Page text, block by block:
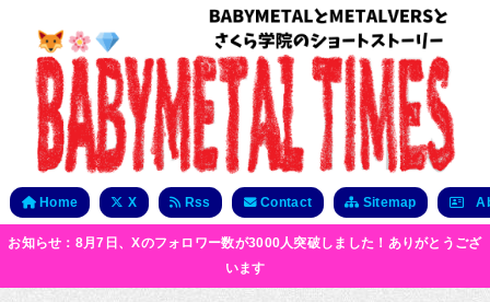
Home X Rss Contact Sitemap
お知らせ：8月7日、Xのフォロワー数が3000人突破しました！ありがとうござ
います